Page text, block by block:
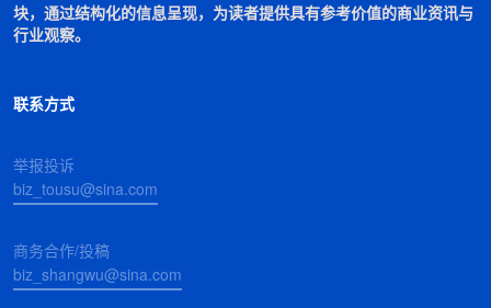
块，通过结构化的信息呈现，为读者提供具有参考价值的商业资讯与
行业观察。
联系方式
举报投诉
biz_tousu@sina.com
商务合作/投稿
biz_shangwu@sina.com